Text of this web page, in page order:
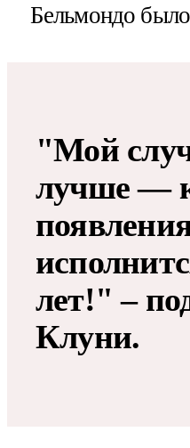
Бельмондо
"Мой
лучше —
лет!" –
Клуни.